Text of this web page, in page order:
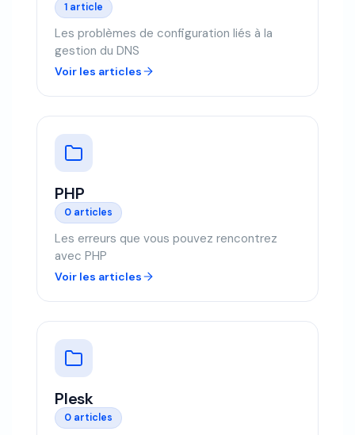
1 article
Les problèmes de configuration liés à la
gestion du DNS
Voir les articles
PHP
0 articles
Les erreurs que vous pouvez rencontrez
avec PHP
Voir les articles
Plesk
0 articles